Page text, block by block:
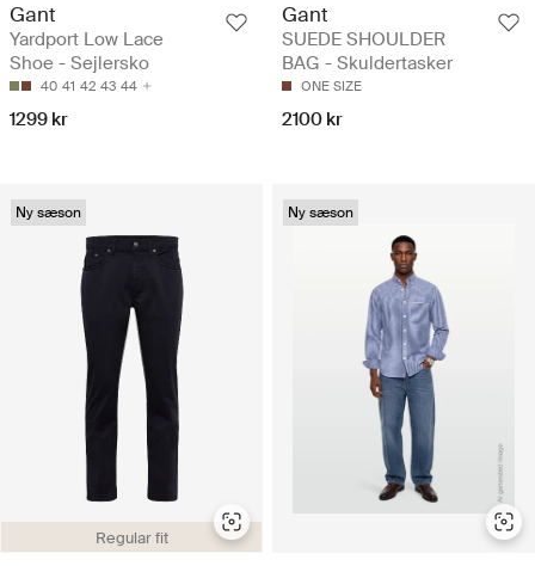
Gant
Yardport Low Lace
Shoe - Sejlersko
40 41 42 43 44
1299 kr
Gant
SUEDE SHOULDER
BAG - Skuldertasker
ONE SIZE
2100 kr
Regular fit
Ny sæson Ny sæson